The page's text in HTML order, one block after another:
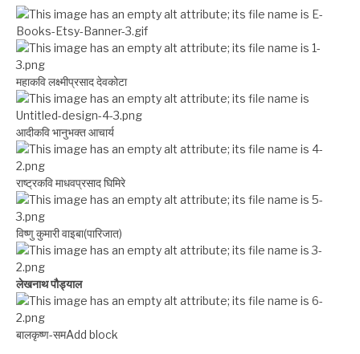
महाकवि लक्ष्मीप्रसाद देवकोटा
आदीकवि भानुभक्त आचार्य
राष्ट्रकवि माधवप्रसाद घिमिरे
विष्णु कुमारी वाइबा(पारिजात)
लेखनाथ पौड्याल
बालकृष्ण-सम Add block